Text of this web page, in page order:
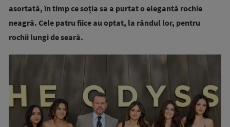
asortată, în timp ce soția sa a purtat o elegantă rochie
neagră. Cele patru fiice au optat, la rândul lor, pentru
rochii lungi de seară.